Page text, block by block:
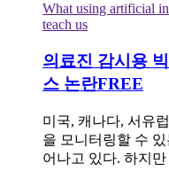
What using artificial
teach us
의료진 감시용
스 논란FREE
미국, 캐나다, 서유
을 모니터링할 수
어나고 있다. 하지